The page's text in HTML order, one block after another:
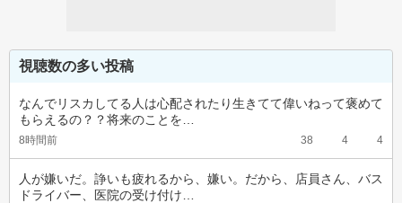
視聴数の多い投稿
なんでリスカしてる人は心配されたり生きてて偉いねって褒めて
もらえるの？？将来のことを…
8時間前 38 4 4
人が嫌いだ。諍いも疲れるから、嫌い。だから、店員さん、バス
ドライバー、医院の受け付け…